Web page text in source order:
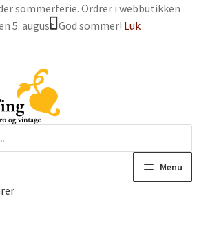
sommerferie. Ordrer i webbutikken
5. august. God sommer! Luk
Menu